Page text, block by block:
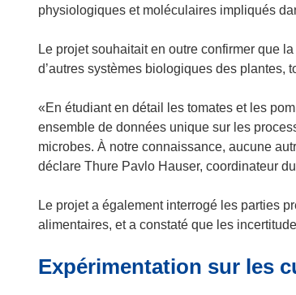
physiologiques et moléculaires impliqués
Le projet souhaitait en outre confirmer que
d’autres systèmes biologiques des plantes,
«En étudiant en détail les tomates et les
ensemble de données unique sur les
microbes. À notre connaissance, aucune
déclare Thure Pavlo Hauser, coordinateur
Le projet a également interrogé les parties
alimentaires, et a constaté que les
Expérimentation sur les